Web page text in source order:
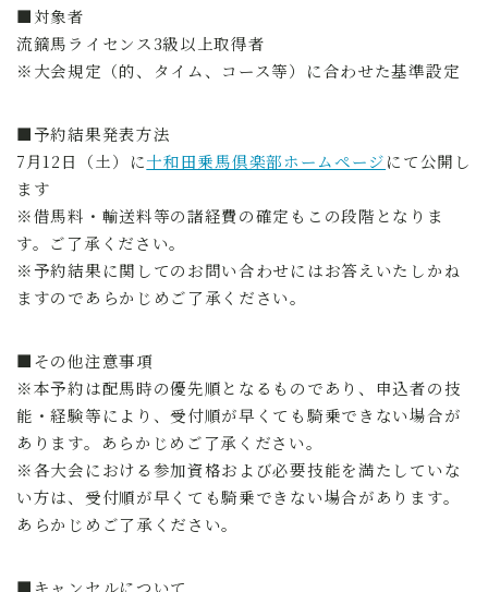
■対象者
流鏑馬ライセンス3級以上取得者
※大会規定（的、タイム、コース等）に合わせた基準設定
■予約結果発表方法
7月12日（土）に十和田乗馬倶楽部ホームページにて公開し
ます
※借馬料・輸送料等の諸経費の確定もこの段階となりま
す。ご了承ください。
※予約結果に関してのお問い合わせにはお答えいたしかね
ますのであらかじめご了承ください。
■その他注意事項
※本予約は配馬時の優先順となるものであり、申込者の技
能・経験等により、受付順が早くても騎乗できない場合が
あります。あらかじめご了承ください。
※各大会における参加資格および必要技能を満たしていな
い方は、受付順が早くても騎乗できない場合があります。
あらかじめご了承ください。
■キャンセルについて